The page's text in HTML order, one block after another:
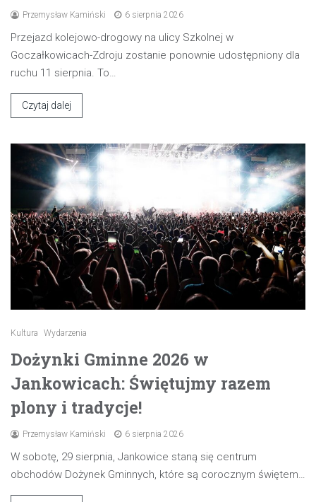
Przemysław Kamiński 6 sierpnia 2026
Przejazd kolejowo-drogowy na ulicy Szkolnej w
Goczałkowicach-Zdroju zostanie ponownie udostępniony dla
ruchu 11 sierpnia. To…
Czytaj dalej
Kultura Wydarzenia
Dożynki Gminne 2026 w
Jankowicach: Świętujmy razem
plony i tradycje!
Przemysław Kamiński 6 sierpnia 2026
W sobotę, 29 sierpnia, Jankowice staną się centrum
obchodów Dożynek Gminnych, które są corocznym świętem…